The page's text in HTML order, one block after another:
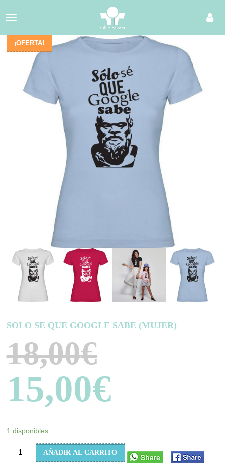
Toggle
navigation
¡OFERTA!
SOLO SE QUE GOOGLE SABE (MUJER)
18,00€
15,00€
1 disponibles
SOLO
AÑADIR AL CARRITO